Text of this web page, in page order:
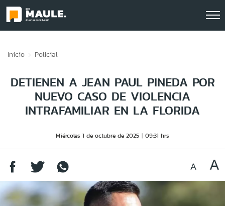
Inicio Policial
DETIENEN A JEAN PAUL PINEDA POR
NUEVO CASO DE VIOLENCIA
INTRAFAMILIAR EN LA FLORIDA
Miércoles 1 de octubre de 2025 09:31 hrs